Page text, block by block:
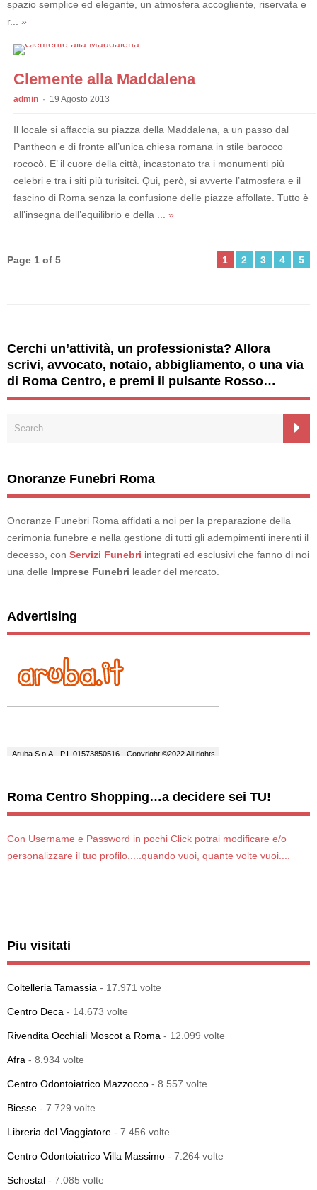
spazio semplice ed elegante, un atmosfera accogliente, riservata e
r... »
Clemente alla Maddalena
admin 19 Agosto 2013
Il locale si affaccia su piazza della Maddalena, a un passo dal
Pantheon e di fronte all’unica chiesa romana in stile barocco
rococò. E’ il cuore della città, incastonato tra i monumenti più
celebri e tra i siti più turisitci. Qui, però, si avverte l’atmosfera e il
fascino di Roma senza la confusione delle piazze affollate. Tutto è
all’insegna dell’equilibrio e della ... »
Page 1 of 5 1 2 3 4 5
Cerchi un’attività, un professionista? Allora
scrivi, avvocato, notaio, abbigliamento, o una via
di Roma Centro, e premi il pulsante Rosso…
Onoranze Funebri Roma
Onoranze Funebri Roma affidati a noi per la preparazione della
cerimonia funebre e nella gestione di tutti gli adempimenti inerenti il
decesso, con Servizi Funebri integrati ed esclusivi che fanno di noi
una delle Imprese Funebri leader del mercato.
Advertising
Roma Centro Shopping…a decidere sei TU!
Con Username e Password in pochi Click potrai modificare e/o
personalizzare il tuo profilo.....quando vuoi, quante volte vuoi....
Piu visitati
Coltelleria Tamassia - 17.971 volte
Centro Deca - 14.673 volte
Rivendita Occhiali Moscot a Roma - 12.099 volte
Afra - 8.934 volte
Centro Odontoiatrico Mazzocco - 8.557 volte
Biesse - 7.729 volte
Libreria del Viaggiatore - 7.456 volte
Centro Odontoiatrico Villa Massimo - 7.264 volte
Schostal - 7.085 volte